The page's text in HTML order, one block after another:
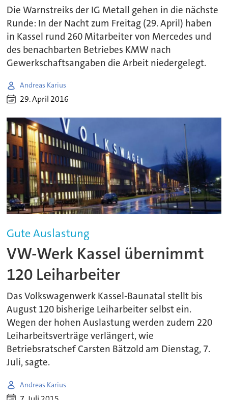
Die Warnstreiks der IG Metall gehen in die nächste
Runde: In der Nacht zum Freitag (29. April) haben
in Kassel rund 260 Mitarbeiter von Mercedes und
des benachbarten Betriebes KMW nach
Gewerkschaftsangaben die Arbeit niedergelegt.
Andreas Karius
29. April 2016
Gute Auslastung
VW-Werk Kassel übernimmt
120 Leiharbeiter
Das Volkswagenwerk Kassel-Baunatal stellt bis
August 120 bisherige Leiharbeiter selbst ein.
Wegen der hohen Auslastung werden zudem 220
Leiharbeitsverträge verlängert, wie
Betriebsratschef Carsten Bätzold am Dienstag, 7.
Juli, sagte.
Andreas Karius